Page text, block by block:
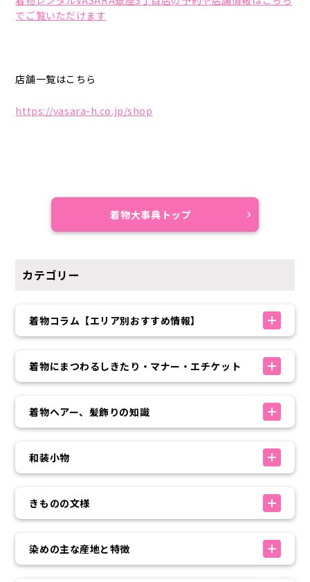
でご覧いただけます
店舗一覧はこちら
https://vasara-h.co.jp/shop
着物大事典トップ
カテゴリー
着物コラム【エリア別おすすめ情報】
着物にまつわるしきたり・マナー・エチケット
着物ヘアー、髪飾りの知識
和装小物
きものの文様
染めの主な産地と特徴